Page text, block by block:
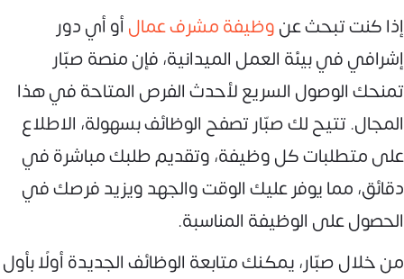
إذا كنت تبحث عنوظيفة مشرف عمالأو أي دور
إشرافي في بيئة العمل الميدانية، فإن منصة صبّار
تمنحك الوصول السريع لأحدث الفرص المتاحة في هذا
المجال. تتيح لك صبّار تصفح الوظائف بسهولة، الاطلاع
على متطلبات كل وظيفة، وتقديم طلبك مباشرة في
دقائق، مما يوفر عليك الوقت والجهد ويزيد فرصك في
الحصول على الوظيفة المناسبة.
من خلال صبّار، يمكنك متابعة الوظائف الجديدة أولًا بأول